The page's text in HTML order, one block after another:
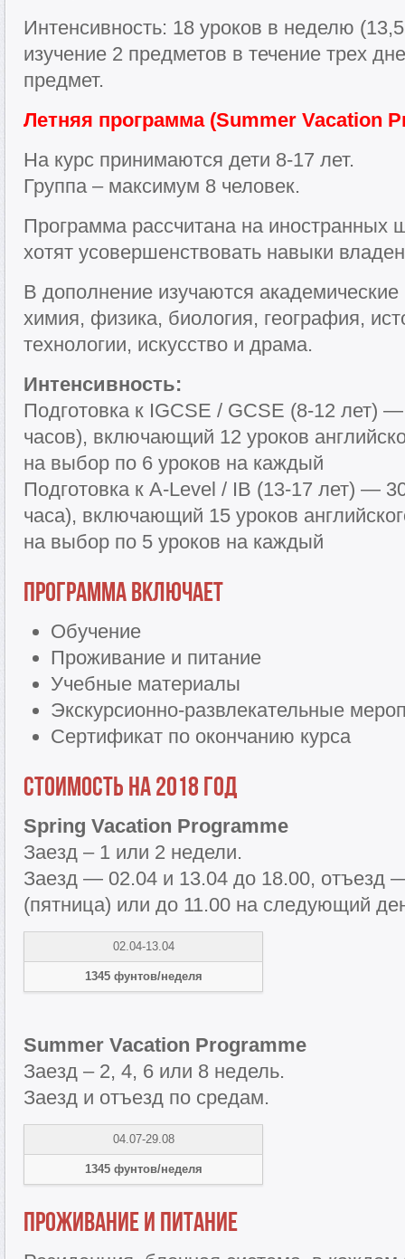
Интенсивность: 18 уроков в неделю
изучение 2 предметов в течение трех
предмет.
Летняя программа (Summer Vacation
На курс принимаются дети 8-17 лет.
Группа – максимум 8 человек.
Программа рассчитана на иностранных
хотят усовершенствовать навыки
В дополнение изучаются
химия, физика, биология, география,
технологии, искусство и драма.
Интенсивность:
Подготовка к IGCSE / GCSE (8-12 лет)
часов), включающий 12 уроков
на выбор по 6 уроков на каждый
Подготовка к A-Level / IB (13-17 лет) —
часа), включающий 15 уроков
на выбор по 5 уроков на каждый
Программа включает
Обучение
Проживание и питание
Учебные материалы
Экскурсионно-развлекательные
Сертификат по окончанию курса
Стоимость на 2018 год
Spring Vacation Programme
Заезд – 1 или 2 недели.
Заезд — 02.04 и 13.04 до 18.00, отъезд
(пятница) или до 11.00 на следующий
02.04-13.04
1345 фунтов/неделя
Summer Vacation Programme
Заезд – 2, 4, 6 или 8 недель.
Заезд и отъезд по средам.
04.07-29.08
1345 фунтов/неделя
Проживание и питание